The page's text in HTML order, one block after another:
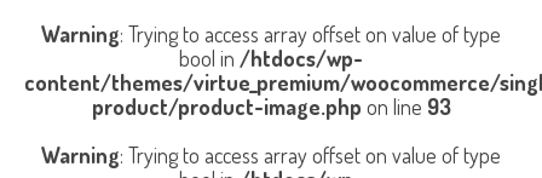
Warning: Trying to access array offset on value of type
bool in /htdocs/wp-
content/themes/virtue_premium/woocommerce/
product/product-image.php on line 93
Warning: Trying to access array offset on value of type